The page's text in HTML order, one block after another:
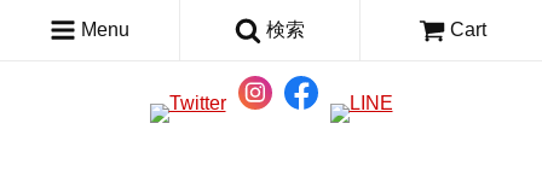
Menu 検索 Cart